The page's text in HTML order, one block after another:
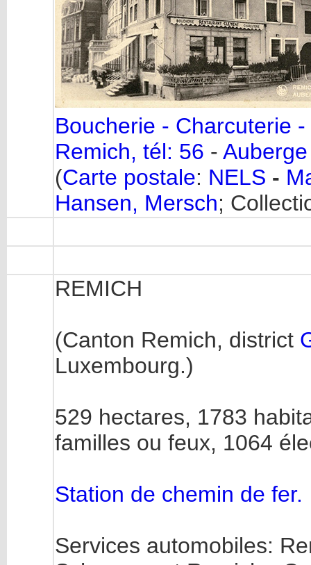
Boucherie - Charcuterie
Remich, tél: 56 -
(Carte postale: NELS -
Hansen, Mersch;
REMICH
(Canton Remich, district
Luxembourg.)
529 hectares, 1783
familles ou feux, 1064
Station de chemin de fer.
Services automobiles: